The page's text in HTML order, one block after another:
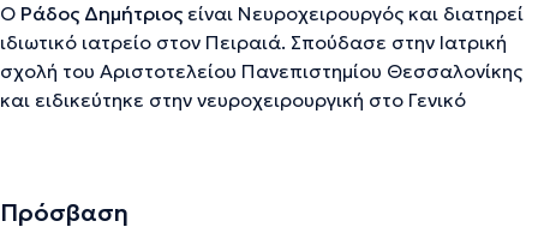
Ο Ράδος Δημήτριος είναι Νευροχειρουργός και διατηρεί
ιδιωτικό ιατρείο στον Πειραιά. Σπούδασε στην Ιατρική
σχολή του Αριστοτελείου Πανεπιστημίου Θεσσαλονίκης
και ειδικεύτηκε στην νευροχειρουργική στο Γενικό
Νευροχειρουργός στην κλινική του Παλαιού Φαλήρου του
Πρόσβαση